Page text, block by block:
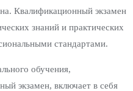
Квалификационный экзамен
знаний и практических
стандартами.
обучения,
экзамен, включает в себя